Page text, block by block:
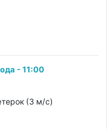
- 11:00
(3 м/с)